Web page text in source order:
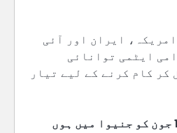
ایران اور آئی
ایٹمی توانائی
کر کام کرنے کے لیے تیار